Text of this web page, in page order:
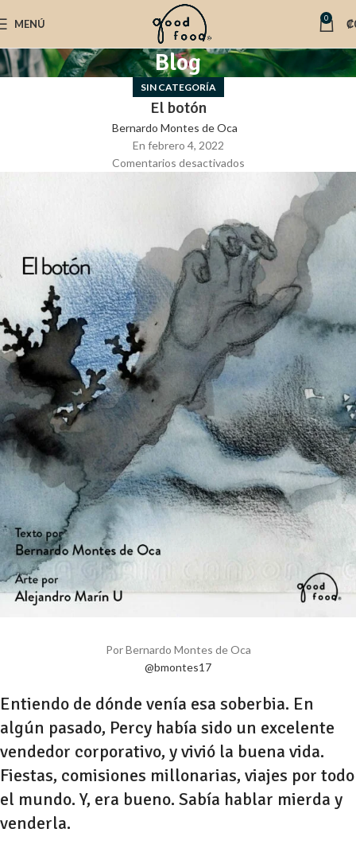
MENÚ 0 ₡
Blog
SIN CATEGORÍA
​​El botón
Bernardo Montes de Oca
En febrero 4, 2022
Comentarios desactivados
Por Bernardo Montes de Oca
@bmontes17
Entiendo de dónde venía esa soberbia. En
algún pasado, Percy había sido un excelente
vendedor corporativo, y vivió la buena vida.
Fiestas, comisiones millonarias, viajes por todo
el mundo. Y, era bueno. Sabía hablar mierda y
venderla.